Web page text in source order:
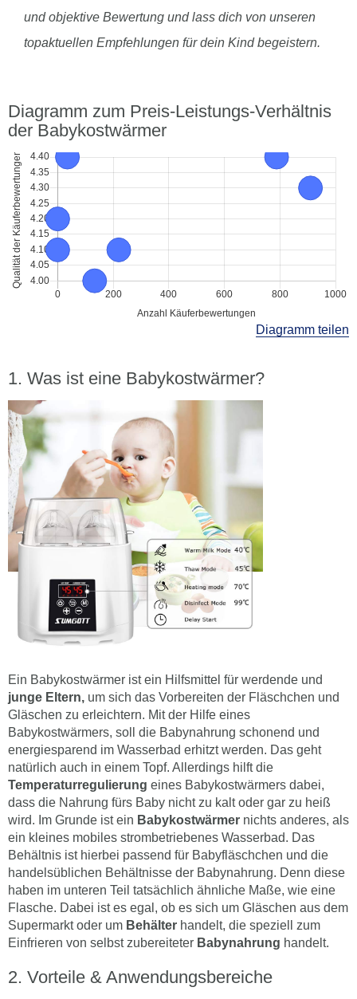
und objektive Bewertung und lass dich von unseren
topaktuellen Empfehlungen für dein Kind begeistern.
Diagramm zum Preis-Leistungs-Verhältnis
der Babykostwärmer
Diagramm teilen
Was ist eine Babykostwärmer?
Ein Babykostwärmer ist ein Hilfsmittel für werdende und
junge Eltern, um sich das Vorbereiten der Fläschchen und
Gläschen zu erleichtern. Mit der Hilfe eines
Babykostwärmers, soll die Babynahrung schonend und
energiesparend im Wasserbad erhitzt werden. Das geht
natürlich auch in einem Topf. Allerdings hilft die
Temperaturregulierung eines Babykostwärmers dabei,
dass die Nahrung fürs Baby nicht zu kalt oder gar zu heiß
wird. Im Grunde ist ein Babykostwärmer nichts anderes, als
ein kleines mobiles strombetriebenes Wasserbad. Das
Behältnis ist hierbei passend für Babyfläschchen und die
handelsüblichen Behältnisse der Babynahrung. Denn diese
haben im unteren Teil tatsächlich ähnliche Maße, wie eine
Flasche. Dabei ist es egal, ob es sich um Gläschen aus dem
Supermarkt oder um Behälter handelt, die speziell zum
Einfrieren von selbst zubereiteter Babynahrung handelt.
Vorteile & Anwendungsbereiche